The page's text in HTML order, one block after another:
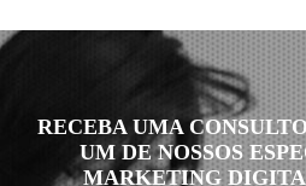
RECEBA UMA
UM DE NOSSOS
MARKETING